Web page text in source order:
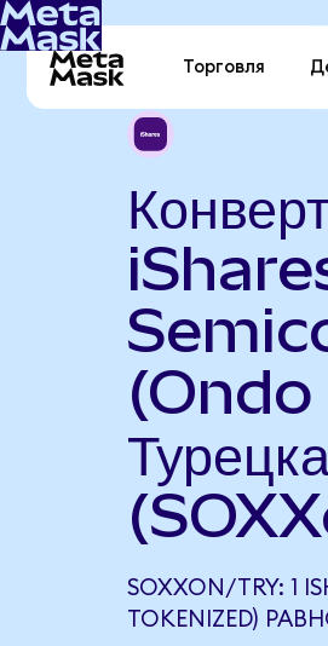
Торговля
(Ondo
SOXXON/TRY: 1
TOKENIZED)